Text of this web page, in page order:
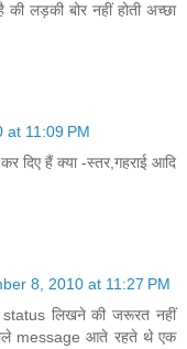
लड़की बोर नहीं होती अच्छा
at 11:09 PM
दिए हैं क्या -स्तर,गहराई आदि
8, 2010 at 11:27 PM
लिखने की जरूरत नहीं
message आते रहते थे एक